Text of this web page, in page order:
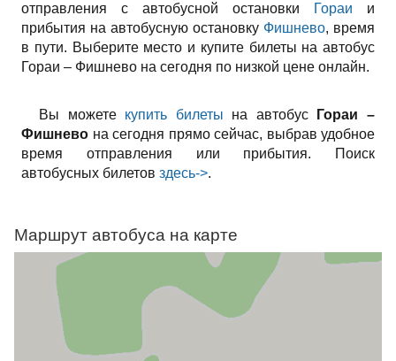
отправления с автобусной остановки
Гораи и
прибытия на автобусную остановку Фишнево, время
в пути. Выберите место и купите билеты на автобус
Гораи – Фишнево на сегодня по низкой цене онлайн.
Вы можете купить билеты на автобус
Гораи –
Фишнево на сегодня прямо сейчас, выбрав удобное
время отправления или прибытия. Поиск
автобусных билетов здесь->.
Маршрут автобуса на карте